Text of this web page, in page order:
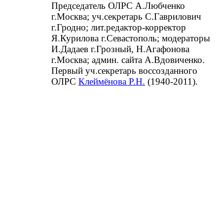
Председатель ОЛРС А.Любченко
г.Москва; уч.секретарь С.Гаврилович
г.Гродно; лит.редактор-корректор
Я.Курилова г.Севастополь; модераторы
И.Дадаев г.Грозный, Н.Агафонова
г.Москва; админ. сайта А.Вдовиченко.
Первый уч.секретарь воссозданного
ОЛРС Клеймёнова Р.Н. (1940-2011).